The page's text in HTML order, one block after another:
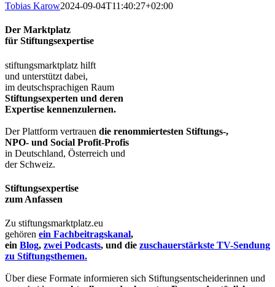
Tobias Karow2024-09-04T11:40:27+02:00
Der Marktplatz
für Stiftungsexpertise
stiftungsmarktplatz hilft
und unterstützt dabei,
im deutschsprachigen Raum
Stiftungsexperten und deren
Expertise kennenzulernen.
Der Plattform vertrauen die renommiertesten Stiftungs-,
NPO- und Social Profit-Profis
in Deutschland, Österreich und
der Schweiz.
Stiftungsexpertise
zum Anfassen
Zu stiftungsmarktplatz.eu
gehören ein Fachbeitragskanal,
ein Blog, zwei Podcasts, und die zuschauerstärkste TV-Sendung
zu Stiftungsthemen.
Über diese Formate informieren sich Stiftungsentscheiderinnen und